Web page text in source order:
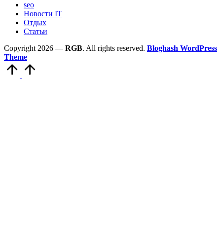
seo
Новости IT
Отдых
Статьи
Copyright 2026 — RGB. All rights reserved. Bloghash WordPress
Theme